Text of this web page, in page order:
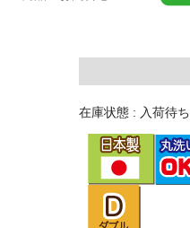
在庫状態 : 入荷待ち